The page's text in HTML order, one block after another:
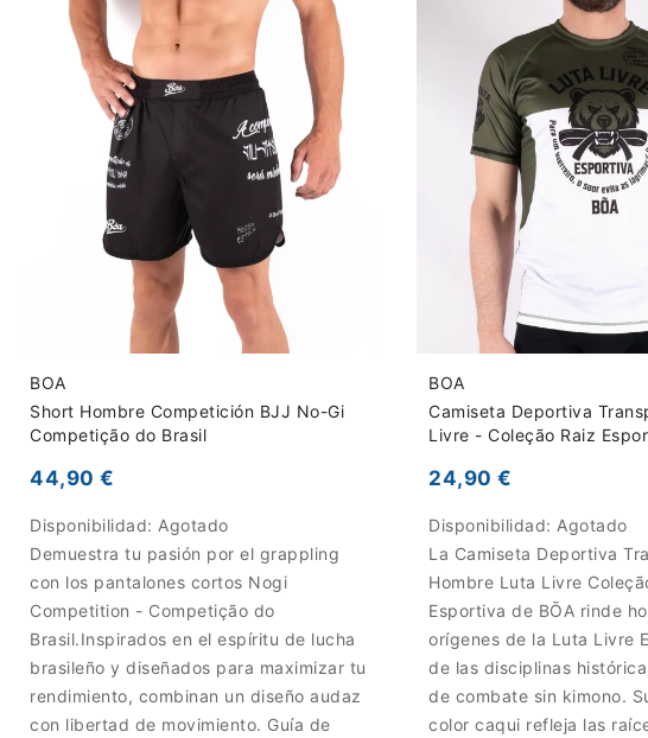
BOA
Short Hombre Competición BJJ No-Gi
Competição do Brasil
44,90 €
Disponibilidad: Agotado
Demuestra tu pasión por el grappling
con los pantalones cortos Nogi
Competition - Competição do
Brasil.Inspirados en el espíritu de lucha
brasileño y diseñados para maximizar tu
rendimiento, combinan un diseño audaz
con libertad de movimiento. Guía de
BOA
Camiseta Deportiva
Livre - Coleção Raiz
24,90 €
Disponibilidad: Agotado
La Camiseta Deportiva
Hombre Luta Livre
Esportiva de BŌA rinde
orígenes de la Luta Livre
de las disciplinas
de combate sin kimono.
color caqui refleja las